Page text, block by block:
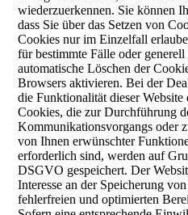
wiederzuerkennen. Sie können
dass Sie über das Setzen von
Cookies nur im Einzelfall
für bestimmte Fälle oder
automatische Löschen der
Browsers aktivieren. Bei der
die Funktionalität dieser Website
Cookies, die zur Durchführung
Kommunikationsvorgangs oder
von Ihnen erwünschter
erforderlich sind, werden auf
DSGVO gespeichert. Der
Interesse an der Speicherung
fehlerfreien und optimierten